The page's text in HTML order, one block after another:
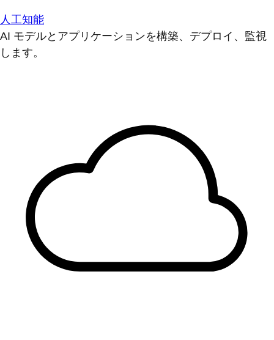
人工知能
AI モデルとアプリケーションを構築、デプロイ、監視
します。